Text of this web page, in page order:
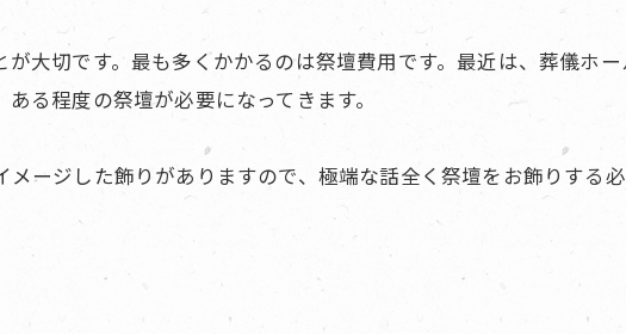
大切です。最も多くかかるのは祭壇費用です。最近は、葬儀ホ
る程度の祭壇が必要になってきます。
ージした飾りがありますので、極端な話全く祭壇をお飾りする